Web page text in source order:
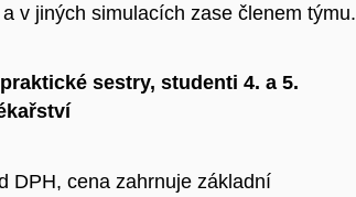
v jiných simulacích zase členem týmu.
sestry, studenti 4. a 5.
DPH, cena zahrnuje základní